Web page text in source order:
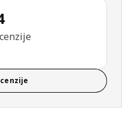
5 zvezdica. Ukupan